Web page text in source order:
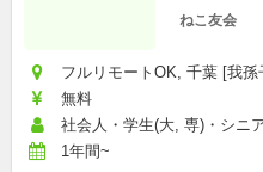
ねこ友会
フルリモートOK, 千葉 [我孫
無料
社会人・学生(大, 専)・シニ
1年間~